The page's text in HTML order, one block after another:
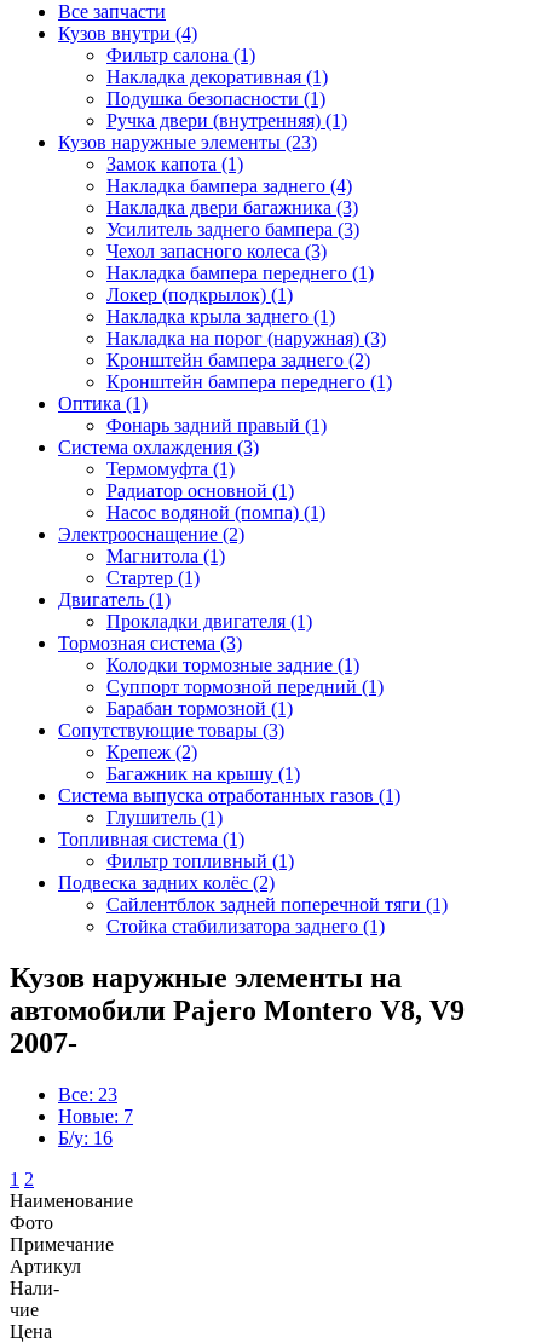
Все запчасти
Кузов внутри (4)
Фильтр салона (1)
Накладка декоративная (1)
Подушка безопасности (1)
Ручка двери (внутренняя) (1)
Кузов наружные элементы (23)
Замок капота (1)
Накладка бампера заднего (4)
Накладка двери багажника (3)
Усилитель заднего бампера (3)
Чехол запасного колеса (3)
Накладка бампера переднего (1)
Локер (подкрылок) (1)
Накладка крыла заднего (1)
Накладка на порог (наружная) (3)
Кронштейн бампера заднего (2)
Кронштейн бампера переднего (1)
Оптика (1)
Фонарь задний правый (1)
Система охлаждения (3)
Термомуфта (1)
Радиатор основной (1)
Насос водяной (помпа) (1)
Электрооснащение (2)
Магнитола (1)
Стартер (1)
Двигатель (1)
Прокладки двигателя (1)
Тормозная система (3)
Колодки тормозные задние (1)
Суппорт тормозной передний (1)
Барабан тормозной (1)
Сопутствующие товары (3)
Крепеж (2)
Багажник на крышу (1)
Система выпуска отработанных газов (1)
Глушитель (1)
Топливная система (1)
Фильтр топливный (1)
Подвеска задних колёс (2)
Сайлентблок задней поперечной тяги (1)
Стойка стабилизатора заднего (1)
Кузов наружные элементы на
автомобили Pajero Montero V8, V9
2007-
Все: 23
Новые: 7
Б/у: 16
1 2
Наименование
Фото
Примечание
Артикул
Нали-
чие
Цена